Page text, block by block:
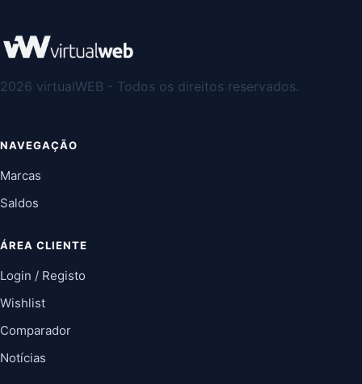
2026 virtualWEB - Todos os direitos reservados.
NAVEGAÇÃO
Marcas
Saldos
ÁREA CLIENTE
Login / Registo
Wishlist
Comparador
Notícias